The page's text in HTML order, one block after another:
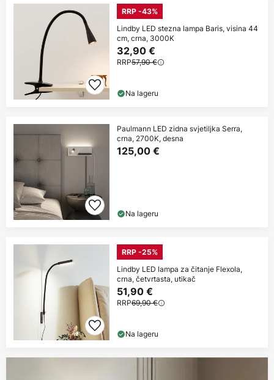
RRP -43%
Lindby LED stezna lampa Baris, visina 44
cm, crna, 3000K
32,90 €
RRP57,90 €
Na lageru
Paulmann LED zidna svjetiljka Serra,
crna, 2700K, desna
125,00 €
Na lageru
RRP -25%
Lindby LED lampa za čitanje Flexola,
crna, četvrtasta, utikač
51,90 €
RRP69,90 €
Na lageru